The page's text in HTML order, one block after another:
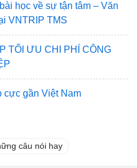
học về sự tận tâm – Văn
VNTRIP TMS
TỐI ƯU CHI PHÍ CÔNG
cực gần Việt Nam
câu nói hay